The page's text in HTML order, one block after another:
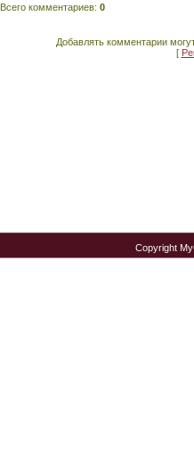
Всего комментариев: 0
Добавлять комментарии
[
Copyright